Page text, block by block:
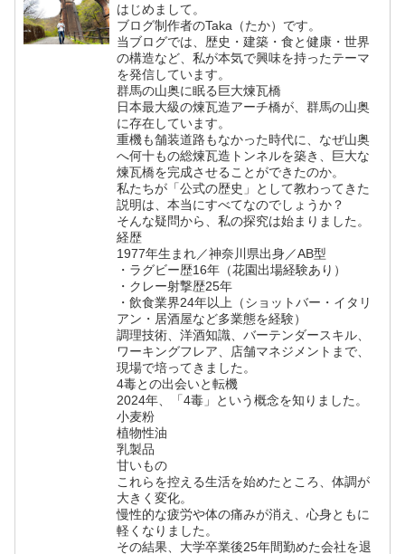
はじめまして。
ブログ制作者のTaka（たか）です。
当ブログでは、歴史・建築・食と健康・世界
の構造など、私が本気で興味を持ったテーマ
を発信しています。
群馬の山奥に眠る巨大煉瓦橋
日本最大級の煉瓦造アーチ橋が、群馬の山奥
に存在しています。
重機も舗装道路もなかった時代に、なぜ山奥
へ何十もの総煉瓦造トンネルを築き、巨大な
煉瓦橋を完成させることができたのか。
私たちが「公式の歴史」として教わってきた
説明は、本当にすべてなのでしょうか？
そんな疑問から、私の探究は始まりました。
経歴
1977年生まれ／神奈川県出身／AB型
・ラグビー歴16年（花園出場経験あり）
・クレー射撃歴25年
・飲食業界24年以上（ショットバー・イタリ
アン・居酒屋など多業態を経験）
調理技術、洋酒知識、バーテンダースキル、
ワーキングフレア、店舗マネジメントまで、
現場で培ってきました。
4毒との出会いと転機
2024年、「4毒」という概念を知りました。
小麦粉
植物性油
乳製品
甘いもの
これらを控える生活を始めたところ、体調が
大きく変化。
慢性的な疲労や体の痛みが消え、心身ともに
軽くなりました。
その結果、大学卒業後25年間勤めた会社を退